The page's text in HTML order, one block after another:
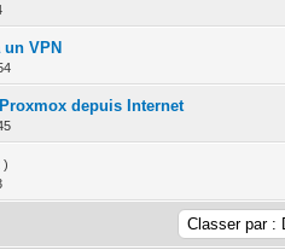
VPN
moyenne
23 45
depuis Internet
en moyenne
1 2345
)
moyenne
2